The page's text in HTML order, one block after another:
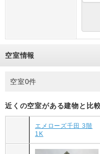
空室情報
空室0件
近くの空室がある建物と比
エメローズ千田 3階
1K